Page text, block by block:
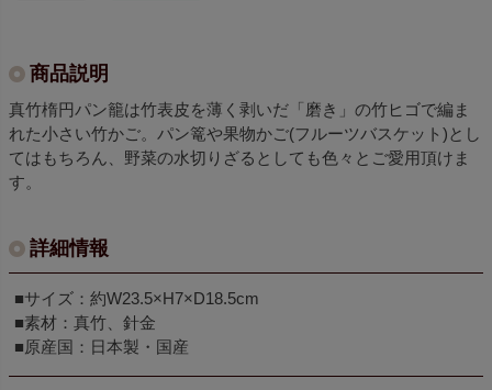
商品説明
真竹楕円パン籠は竹表皮を薄く剥いだ「磨き」の竹ヒゴで編ま
れた小さい竹かご。パン篭や果物かご(フルーツバスケット)とし
てはもちろん、野菜の水切りざるとしても色々とご愛用頂けま
す。
詳細情報
■サイズ：約W23.5×H7×D18.5cm
■素材：真竹、針金
■原産国：日本製・国産